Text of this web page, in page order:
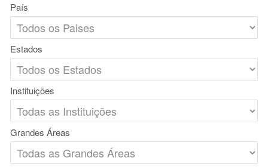
País
Estados
Instituições
Grandes Áreas